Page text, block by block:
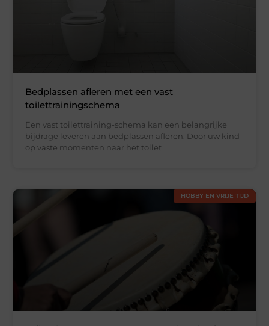
Bedplassen afleren met een vast
toilettrainingschema
Een vast toilettraining-schema kan een belangrijke
bijdrage leveren aan bedplassen afleren. Door uw kind
op vaste momenten naar het toilet
HOBBY EN VRIJE TIJD